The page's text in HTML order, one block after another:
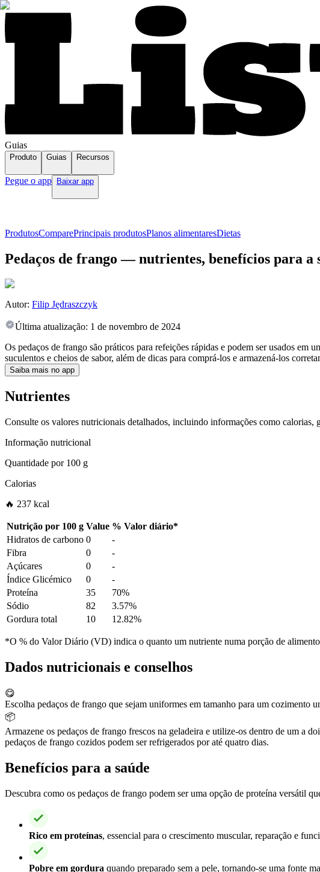
Guias
Produto Guias Recursos
Pegue o app Baixar app
ProdutosComparePrincipais produtosPlanos alimentaresDietas
Pedaços de frango — nutrientes, benefícios para a
Autor: Filip Jędraszczyk
Última atualização: 1 de novembro de 2024
Os pedaços de frango são práticos para refeições rápidas e podem ser usados
suculentos e cheios de sabor, além de dicas para comprá-los e armazená-los
Saiba mais no app
Nutrientes
Consulte os valores nutricionais detalhados, incluindo informações como
Informação nutricional
Quantidade por100 g
Calorias
🔥 237 kcal
Nutrição por 100 g Value % Valor diário*
Hidratos de carbono 0
-
Fibra
0
-
Açúcares
0
-
Índice Glicémico
0
-
Proteína
35
70%
Sódio
82
3.57%
Gordura total
10 12.82%
*O % do Valor Diário (VD) indica o quanto um nutriente numa porção de
Dados nutricionais e conselhos
😋
Escolha pedaços de frango que sejam uniformes em tamanho para um cozimento
📦
Armazene os pedaços de frango frescos na geladeira e utilize-os dentro de um a
pedaços de frango cozidos podem ser refrigerados por até quatro dias.
Benefícios para a saúde
Descubra como os pedaços de frango podem ser uma opção de proteína versátil
Rico em proteínas, essencial para o crescimento muscular, reparação e
Pobre em gordura quando preparado sem a pele, tornando-se uma fonte